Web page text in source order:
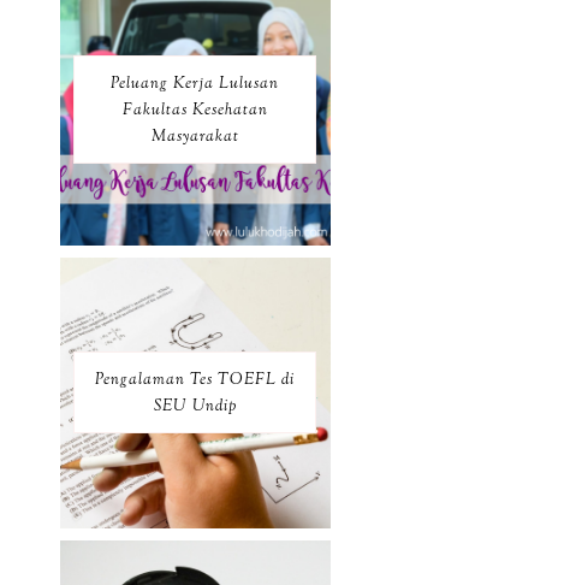
Peluang Kerja Lulusan
Fakultas Kesehatan
Masyarakat
Pengalaman Tes TOEFL di
SEU Undip